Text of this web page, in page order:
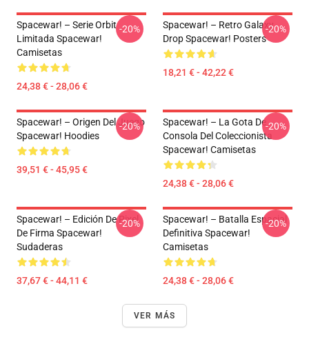
Spacewar! – Serie Orbit
Limitada Spacewar!
Camisetas
24,38 € - 28,06 €
-20%
Spacewar! – Retro Galaxy
Drop Spacewar! Posters
18,21 € - 42,22 €
-20%
Spacewar! – Origen Del Juego
Spacewar! Hoodies
39,51 € - 45,95 €
-20%
Spacewar! – La Gota De
Consola Del Coleccionista
Spacewar! Camisetas
24,38 € - 28,06 €
-20%
Spacewar! – Edición De Pixel
De Firma Spacewar!
Sudaderas
37,67 € - 44,11 €
-20%
Spacewar! – Batalla Espacial
Definitiva Spacewar!
Camisetas
24,38 € - 28,06 €
-20%
VER MÁS